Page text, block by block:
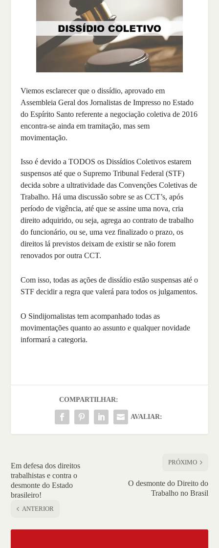
Viemos esclarecer que o dissídio, aprovado em
Assembleia Geral dos Jornalistas de Impresso no Estado
do Espírito Santo referente a negociação coletiva de 2016
encontra-se ainda em tramitação, mas sem
movimentação.
Isso é devido a TODOS os Dissídios Coletivos estarem
suspensos até que o Supremo Tribunal Federal (STF)
decida sobre a ultratividade das Convenções Coletivas de
Trabalho. Há uma discussão sobre se as CCT’s, após
período de vigência, até que se assine uma nova, cria
direito adquirido, ou seja, agrega ao contrato de trabalho
do funcionário, ou se, uma vez finalizado o prazo, os
direitos lá previstos deixam de existir se não forem
renovados por outra CCT.
Com isso, todas as ações de dissídio estão suspensas até o
STF decidir a regra que valerá para todos os julgamentos.
O Sindijornalistas tem acompanhado todas as
movimentações quanto ao assunto e qualquer novidade
informará a categoria.
COMPARTILHAR:
AVALIAR:
Em defesa dos direitos
trabalhistas e contra o
desmonte do Estado
brasileiro!
ANTERIOR
PRÓXIMO
O desmonte do Direito do
Trabalho no Brasil